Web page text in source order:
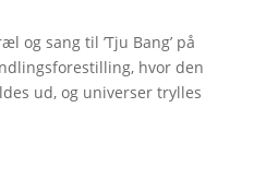
og sang til ’Tju Bang’ på
hvor den
ud, og universer trylles